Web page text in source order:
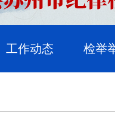
工作动态 检举